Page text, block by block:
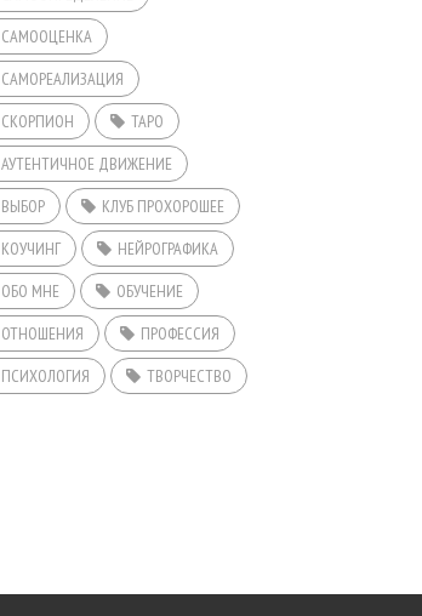
САМООЦЕНКА
САМОРЕАЛИЗАЦИЯ
СКОРПИОН
ТАРО
АУТЕНТИЧНОЕ ДВИЖЕНИЕ
ВЫБОР
КЛУБ ПРОХОРОШЕЕ
КОУЧИНГ
НЕЙРОГРАФИКА
ОБО МНЕ
ОБУЧЕНИЕ
ОТНОШЕНИЯ
ПРОФЕССИЯ
ПСИХОЛОГИЯ
ТВОРЧЕСТВО